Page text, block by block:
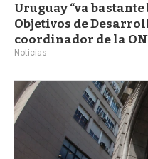
Uruguay “va
Objetivos de
coordinador de la
Noticias